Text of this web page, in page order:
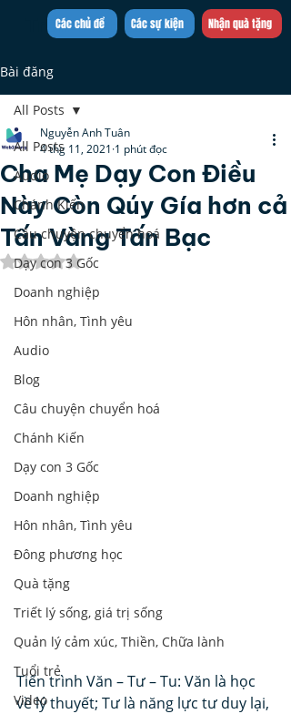
Trần Việt Quân
Các sự kiện
Các chủ đề Nhận quà tặng
Bài đăng
All Posts
Audio
Chánh Kiến
Câu chuyện chuyển hoá
Dạy con 3 Gốc
Doanh nghiệp
Hôn nhân, Tình yêu
Audio
Blog
Câu chuyện chuyển hoá
Chánh Kiến
Dạy con 3 Gốc
Doanh nghiệp
Hôn nhân, Tình yêu
Đông phương học
Quà tặng
Triết lý sống, giá trị sống
Quản lý cảm xúc, Thiền, Chữa lành
Tuổi trẻ
Video
All Posts
Cha Mẹ Dạy Con Điều
Này Còn Qúy Gía hơn cả
Tấn Vàng Tấn Bạc
Nguyễn Anh Tuân
4 thg 11, 2021 1 phút đọc
Đã xếp hạng NaN/5 sao.
Tiến trình Văn – Tư – Tu: Văn là học
về lý thuyết; Tư là năng lực tư duy lại,